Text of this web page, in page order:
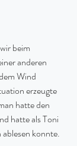
beim
anderen
Wind
erzeugte
hatte den
hatte als Toni
konnte.